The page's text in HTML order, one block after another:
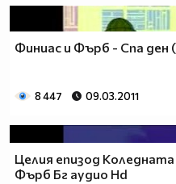
Финиас и Фърб - Спа ден
8 447 09.03.2011
Целия епизод
Фърб Бг аудио Hd